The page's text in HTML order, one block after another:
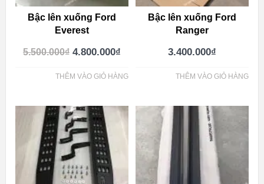
Bậc lên xuống Ford
Everest
5.500.000₫ 4.800.000₫
THÊM VÀO GIỎ HÀNG
Bậc lên xuống Ford
Ranger
3.400.000₫
THÊM VÀO GIỎ HÀNG